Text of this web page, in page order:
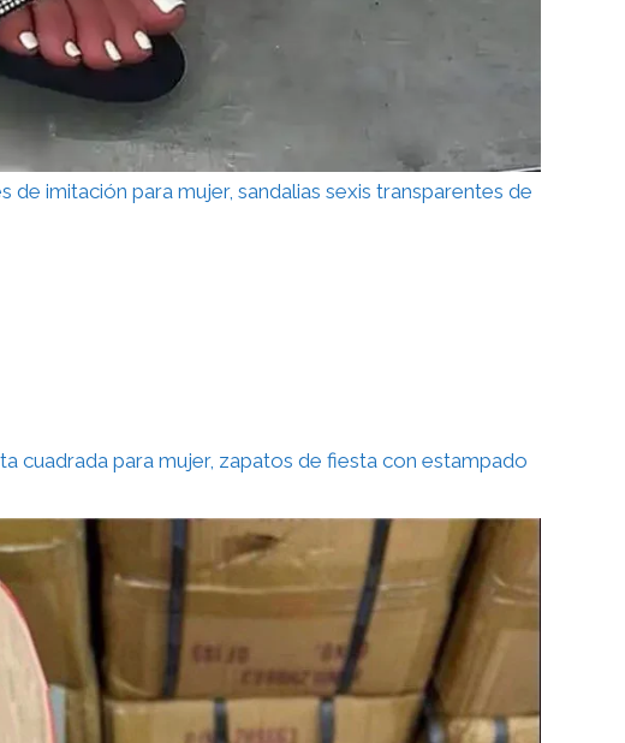
de imitación para mujer, sandalias sexis transparentes de
cuadrada para mujer, zapatos de fiesta con estampado